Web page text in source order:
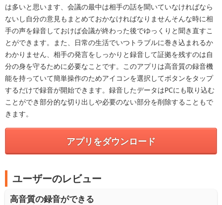
は多いと思います、会議の最中は相手の話を聞いていなければなら
ないし自分の意見もまとめておかなければなりませんそんな時に相
手の声を録音しておけば会議が終わった後でゆっくりと聞き直すこ
とができます。また、日常の生活でいつトラブルに巻き込まれるか
わかりません、相手の発言をしっかりと録音して証拠を残すのは自
分の身を守るために必要なことです。このアプリは高音質の録音機
能を持っていて簡単操作のためアイコンを選択してボタンをタップ
するだけで録音が開始できます。録音したデータはPCにも取り込む
ことができ部分的な切り出しや必要のない部分を削除することもで
きます。
アプリをダウンロード
ユーザーのレビュー
高音質の録音ができる